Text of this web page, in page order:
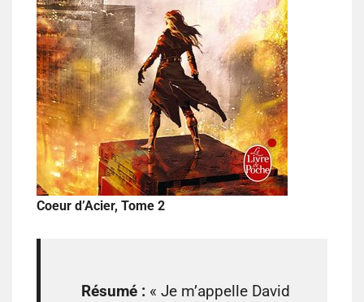
Coeur d’Acier, Tome 2
Résumé : « Je m’appelle David